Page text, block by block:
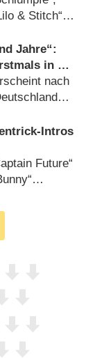
& Stitch“
Jahre“:
in HD
nach
Intros
Future“